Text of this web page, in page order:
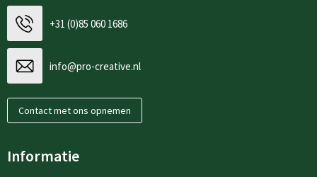
+31 (0)85 060 1686
info@pro-creative.nl
Contact met ons opnemen
Informatie